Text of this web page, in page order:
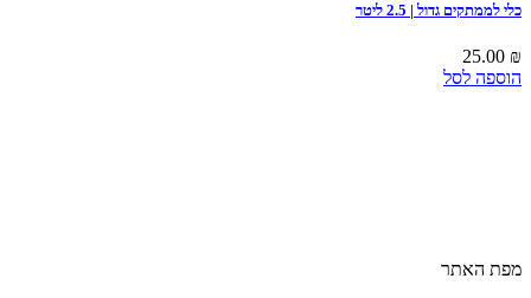
כלי לממתקים גדול | 2.5 ליטר
25.00 ₪
הוספה לסל
מפת האתר